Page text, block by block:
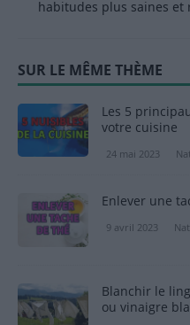
habitudes plus saines et
SUR LE MÊME THÈME
Les 5
votre cuisine
24 mai 2023
Enlever une
9 avril 2023
Blanchir le
ou vinaigre